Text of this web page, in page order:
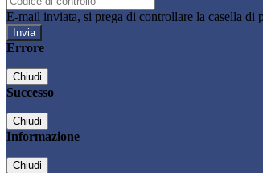
E-mail inviata, si prega di controllare la casella di
Errore
Chiudi
Successo
Chiudi
Informazione
Chiudi